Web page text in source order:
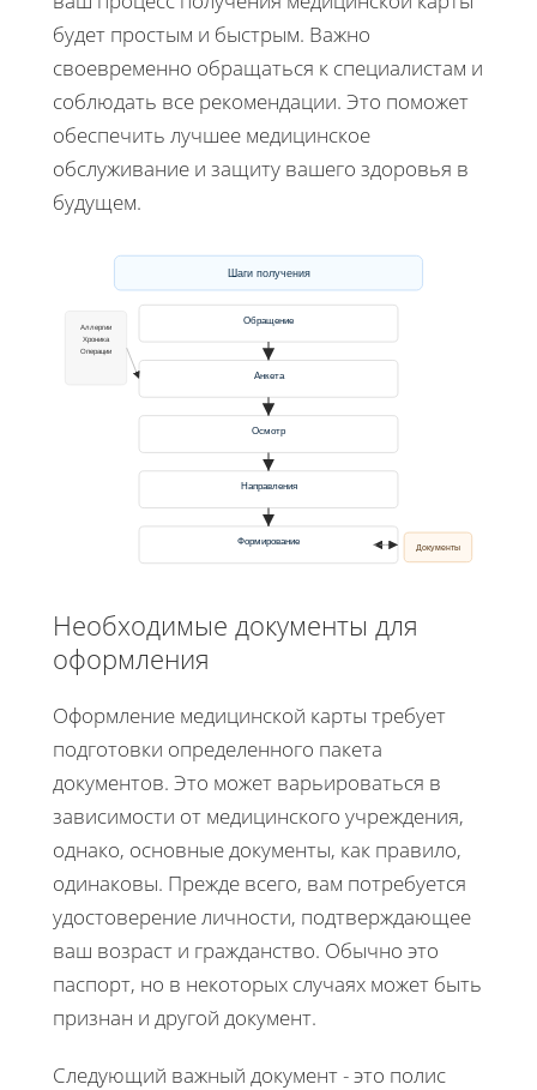
будет простым и быстрым. Важно
своевременно обращаться к специалистам и
соблюдать все рекомендации. Это поможет
обеспечить лучшее медицинское
обслуживание и защиту вашего здоровья в
будущем.
Шаги получения
Обращение
Анкета
Осмотр
Направления
Формирование
Документы
Аллергии
Хроника
Операции
Необходимые документы для
оформления
Оформление медицинской карты требует
подготовки определенного пакета
документов. Это может варьироваться в
зависимости от медицинского учреждения,
однако, основные документы, как правило,
одинаковы. Прежде всего, вам потребуется
удостоверение личности, подтверждающее
ваш возраст и гражданство. Обычно это
паспорт, но в некоторых случаях может быть
признан и другой документ.
Следующий важный документ - это полис